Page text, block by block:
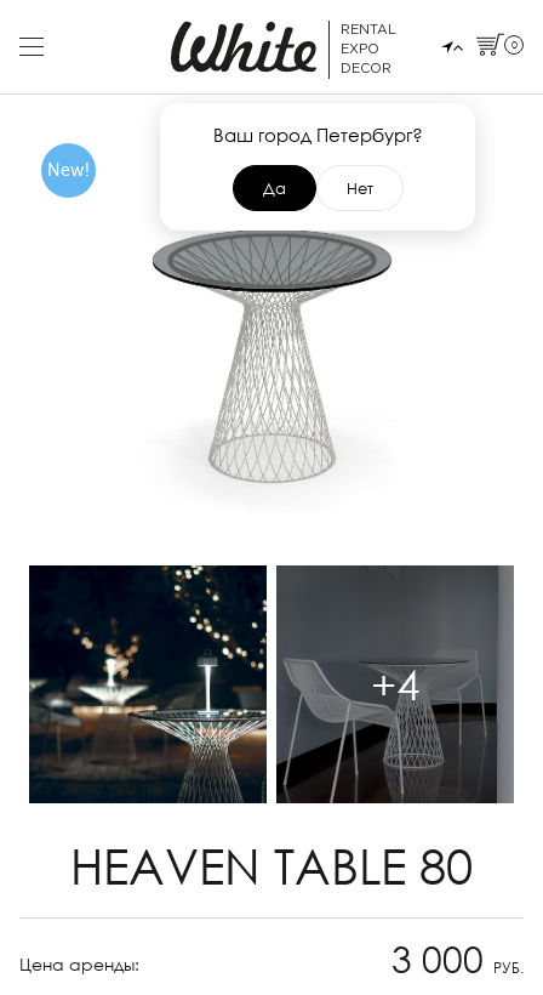
RENTAL
EXPO
DECOR
Ваш город Петербург?
Да Нет
0
New!
+4
HEAVEN TABLE 80
Цена аренды: 3 000 РУБ.